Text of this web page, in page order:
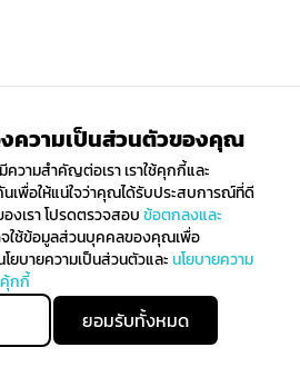
ซื้อทันที
องความเป็นส่วนตัวของคุณ
วามสำคัญต่อเรา เราใช้คุกกี้และ
นเพื่อให้แน่ใจว่าคุณได้รับประสบการณ์ที่ดี
งเรา โปรดตรวจสอบข้อตกลงและ
จใช้ข้อมูลส่วนบุคคลของคุณเพื่อ
ยบายความเป็นส่วนตัวและนโยบายความ
คุ้กกี้
ยอมรับทั้งหมด